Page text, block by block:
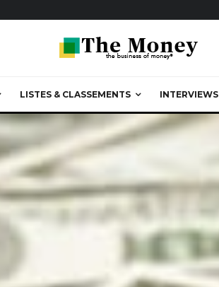
LISTES & CLASSEMENTS INTERVIEWS